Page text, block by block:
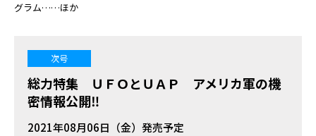
グラム……ほか
次号
総力特集 ＵＦＯとＵＡＰ アメリカ軍の機
密情報公開‼
2021年08月06日（金）発売予定